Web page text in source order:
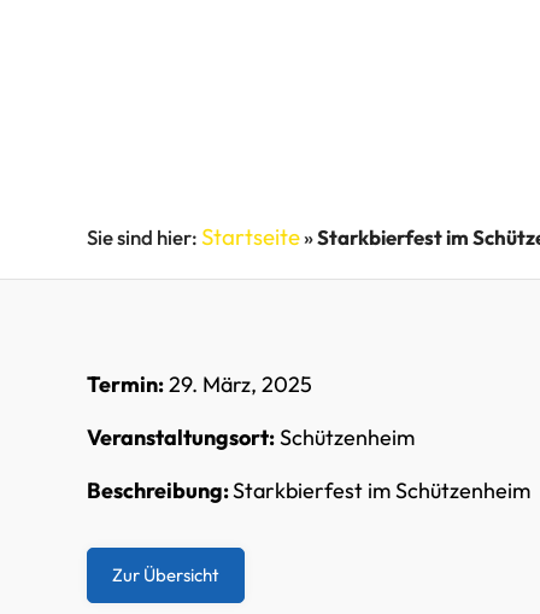
Startseite»Starkbierfest im
Termin:29. März, 2025
Veranstaltungsort:Schützenheim
Beschreibung:Starkbierfest im Schützenheim
Zur Übersicht